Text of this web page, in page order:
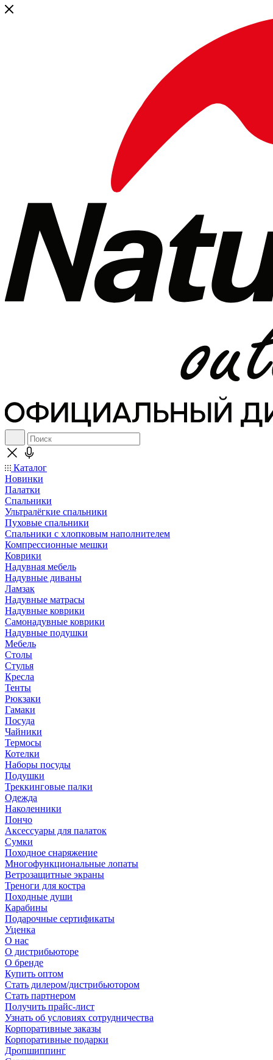
Каталог
Новинки
Палатки
Спальники
Ультралёгкие спальники
Пуховые спальники
Спальники с хлопковым наполнителем
Компрессионные мешки
Коврики
Надувная мебель
Надувные диваны
Ламзак
Надувные матрасы
Надувные коврики
Самонадувные коврики
Надувные подушки
Мебель
Столы
Стулья
Кресла
Тенты
Рюкзаки
Гамаки
Посуда
Чайники
Термосы
Котелки
Наборы посуды
Подушки
Треккинговые палки
Одежда
Наколенники
Пончо
Аксессуары для палаток
Сумки
Походное снаряжение
Многофункциональные лопаты
Ветрозащитные экраны
Треноги для костра
Походные души
Карабины
Подарочные сертификаты
Уценка
О нас
О дистрибьюторе
О бренде
Купить оптом
Стать дилером/дистрибьютором
Стать партнером
Получить прайс-лист
Узнать об условиях сотрудничества
Корпоративные заказы
Корпоративные подарки
Дропшиппинг